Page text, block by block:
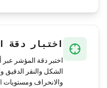
اختبار دقة
اختبر دقة المؤشر عبر
الشكل والنقر الدقيق
والانحراف ومستويات